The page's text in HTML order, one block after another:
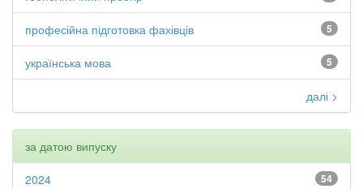
5
професійна підготовка фахівців
5
українська мова
далі >
за датою випуску
54
2024